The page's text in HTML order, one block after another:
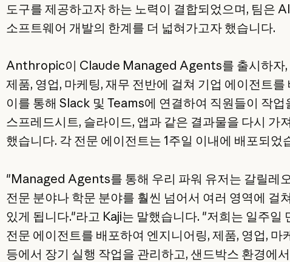
도구를 제공하고자 하는 노력이 결합되었으며, 팀은
소프트웨어 개발의 한계를 더 넓혀가고자 했습니다.
Anthropic이 Claude Managed Agents를 출시하자
제품, 영업, 마케팅, 재무 전반에 걸쳐 기업 에이전트를
이를 통해 Slack 및 Teams에 연결하여 직원들이 작업
스프레드시트, 슬라이드, 앱과 같은 결과물을 다시 가
했습니다. 각 전문 에이전트는 1주일 이내에 배포되었
"Managed Agents를 통해 우리 파워 유저는 갈릴레
전문 분야나 학문 분야를 훨씬 넘어서 여러 영역에 걸
있게 됩니다."라고 Kaji는 말했습니다. "저희는 일주일
전문 에이전트를 배포하여 엔지니어링, 제품, 영업, 마
등에서 장기 실행 작업을 관리하고, 샌드박스 환경에